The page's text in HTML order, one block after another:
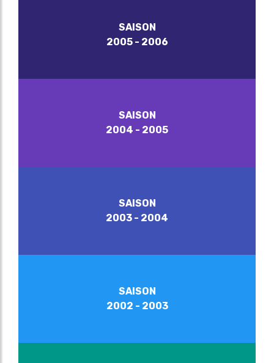
SAISON
2005 - 2006
SAISON
2004 - 2005
SAISON
2003 - 2004
SAISON
2002 - 2003